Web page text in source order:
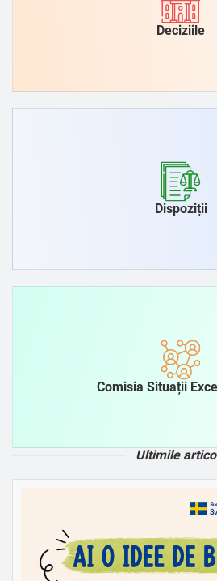
Deciziile
Dispoziții
Comisia Situații
Ultimile